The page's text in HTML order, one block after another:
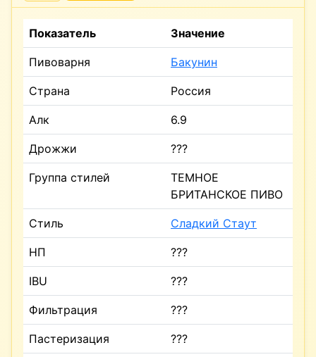
Показатель Значение
Пивоварня Бакунин
Страна Россия
Алк 6.9
Дрожжи ???
Группа стилей
ТЕМНОЕ
БРИТАНСКОЕ ПИВО
Стиль Сладкий Стаут
НП ???
IBU ???
Фильтрация ???
Пастеризация ???